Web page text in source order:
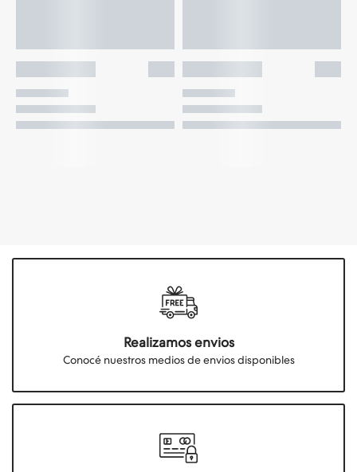
Realizamos envios
Conocé nuestros medios de envios disponibles